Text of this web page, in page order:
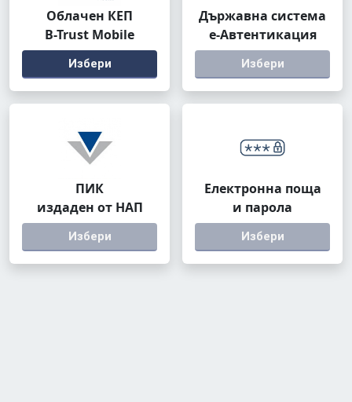
Облачен КЕП
B-Trust Mobile
Избери
Държавна система
е-Автентикация
Избери
ПИК
издаден от НАП
Избери
Електронна поща
и парола
Избери